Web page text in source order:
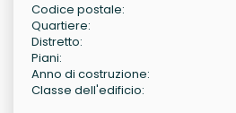
Codice postale:
Quartiere:
Distretto:
Piani:
Anno di costruzione:
Classe dell'edificio: